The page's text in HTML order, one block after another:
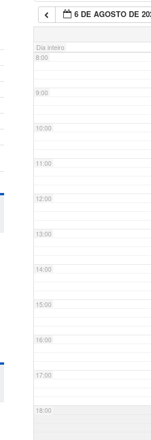
6 DE AGOSTO DE
Dia inteiro
7:00
8:00
9:00
10:00
11:00
12:00
13:00
14:00
15:00
16:00
17:00
18:00